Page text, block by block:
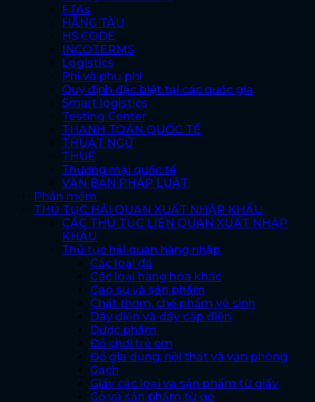
FTAs
HÃNG TÀU
HS CODE
INCOTERMS
Logistics
Phí và phụ phí
Quy định đặc biệt tại các quốc gia
Smart logistics
Testing Center
THANH TOÁN QUỐC TẾ
THUẬT NGỮ
THUẾ
Thương mại quốc tế
VĂN BẢN PHÁP LUẬT
Phần mềm
THỦ TỤC HẢI QUAN XUẤT NHẬP KHẨU
CÁC THỦ TỤC LIÊN QUAN XUẤT NHẬP
KHẨU
Thủ tục hải quan hàng nhập
Các loại đá
Các loại hàng hóa khác
Cao su và sản phẩm
Chất thơm, chế phẩm vệ sinh
Dây điện và dây cáp điện
Dược phẩm
Đồ chơi trẻ em
Đồ gia dụng, nội thất và văn phòng
Gạch
Giấy các loại và sản phẩm từ giấy
Gỗ và sản phẩm từ gỗ